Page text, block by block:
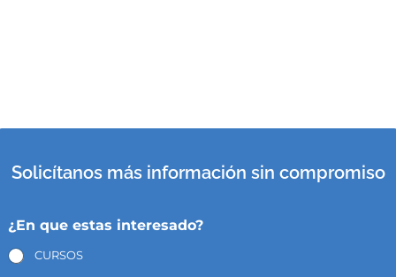
Solicítanos más información sin compromiso
¿En que estas interesado?
CURSOS